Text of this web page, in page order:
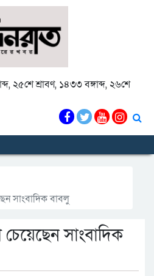
, ২৫শে শ্রাবণ, ১৪৩৩ বঙ্গাব্দ, ২৬শে
সাংবাদিক বাবলু
সাংবাদিক